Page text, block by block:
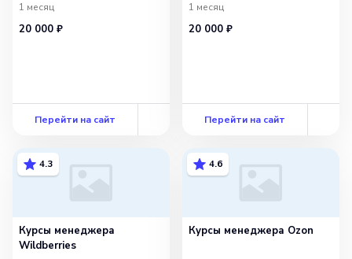
1 месяц
20 000 ₽
Перейти на сайт
1 месяц
20 000 ₽
Перейти на сайт
4.3
Курсы менеджера
Wildberries
4.6
Курсы менеджера Ozon